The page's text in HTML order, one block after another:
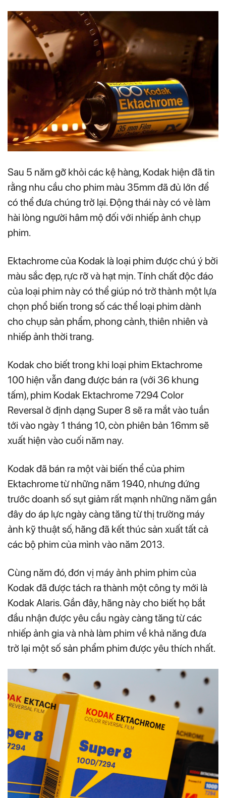
Sau 5 năm gỡ khỏi các kệ hàng, Kodak hiện đã tin
rằng nhu cầu cho phim màu 35mm đã đủ lớn để
có thể đưa chúng trở lại. Động thái này có vẻ làm
hài lòng người hâm mộ đối với nhiếp ảnh chụp
phim.
Ektachrome của Kodak là loại phim được chú ý bởi
màu sắc đẹp, rực rỡ và hạt mịn. Tính chất độc đáo
của loại phim này có thể giúp nó trở thành một lựa
chọn phổ biến trong số các thể loại phim dành
cho chụp sản phẩm, phong cảnh, thiên nhiên và
nhiếp ảnh thời trang.
Kodak cho biết trong khi loại phim Ektachrome
100 hiện vẫn đang được bán ra (với 36 khung
tấm), phim Kodak Ektachrome 7294 Color
Reversal ở định dạng Super 8 sẽ ra mắt vào tuần
tới vào ngày 1 tháng 10, còn phiên bản 16mm sẽ
xuất hiện vào cuối năm nay.
Kodak đã bán ra một vài biến thể của phim
Ektachrome từ những năm 1940, nhưng đứng
trước doanh số sụt giảm rất mạnh những năm gần
đây do áp lực ngày càng tăng từ thị trường máy
ảnh kỹ thuật số, hãng đã kết thúc sản xuất tất cả
các bộ phim của mình vào năm 2013.
Cùng năm đó, đơn vị máy ảnh phim phim của
Kodak đã được tách ra thành một công ty mới là
Kodak Alaris. Gần đây, hãng này cho biết họ bắt
đầu nhận được yêu cầu ngày càng tăng từ các
nhiếp ảnh gia và nhà làm phim về khả năng đưa
trở lại một số sản phẩm phim được yêu thích nhất.